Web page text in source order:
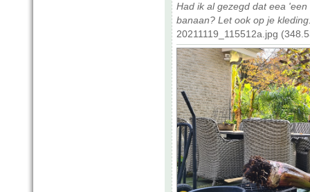
Had ik al gezegd dat eea
banaan? Let ook op je
20211119_115512a.jpg